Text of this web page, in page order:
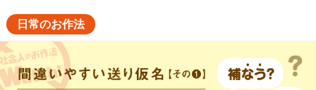
日常のお作法